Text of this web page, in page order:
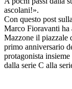
ascolani!».
Con questo post
Marco Fioravanti ha
Mazzone il piazzale
primo anniversario
protagonista
dalla serie C alla